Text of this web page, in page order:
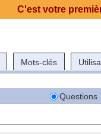
Mots-clés
Questions
C'est votre